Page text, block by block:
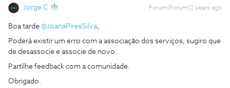
Jorge C Forum|Forum|2 years ago
Boa tarde @JoanaPiresSilva,
Poderá existir um erro com a associação dos serviços, sugiro que
de desassocie e associe de novo.
Partilhe feedback com a comunidade.
Obrigado.